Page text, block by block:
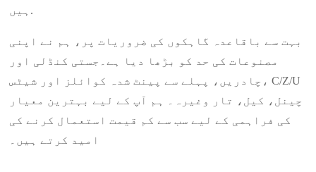
ہیں.
بہت سے باقاعدہ گاہکوں کی ضروریات پر، ہم نے اپنی
مصنوعات کی حد کو بڑھا دیا ہے۔جستی کنڈلی اور
چادریں، پہلے سے پینٹ شدہ کوائلز اور شیٹس، C/Z/U
چینل، کیل، تار وغیرہ۔ ہم آپ کے لیے بہترین معیار
کی فراہمی کے لیے سب سے کم قیمت استعمال کرنے کی
امید کرتے ہیں۔